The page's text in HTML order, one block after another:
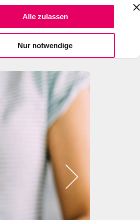
Alle zulassen
Nur notwendige
Spendiere einen Kaffee
Suche
Bild
zeigen